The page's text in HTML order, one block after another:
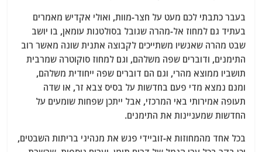
בעבר כתבתי לכם מעט על חצר-מוות, ואולי אקדיש מאמרים
בעתיד גם למחוז אל-מהרה שגובל בסולטנות עומאן, בו יושב
שבט מהרה שאנשיו משתייכים לקבוצה אתנית שונה מאשר רוב
התימנים, ודוברים שפה משלהם, וגם למחוז סוקוטרה שמרבית
תושביו ממוצא מהרי, וגם הם דוברים שפה ייחודית משלהם,
ומנם נמצא מדי פעם בחדשות על בסיס צבא זר, או שדה
תעופה אמירותי באי המרכזי, אבל ייתכן שפחות שומעים על
החדשות שמעניינות את התימנים.
בכל אחד מהמחוזות א-זוביידי פגש את מנהיגי בריתות השבטים,